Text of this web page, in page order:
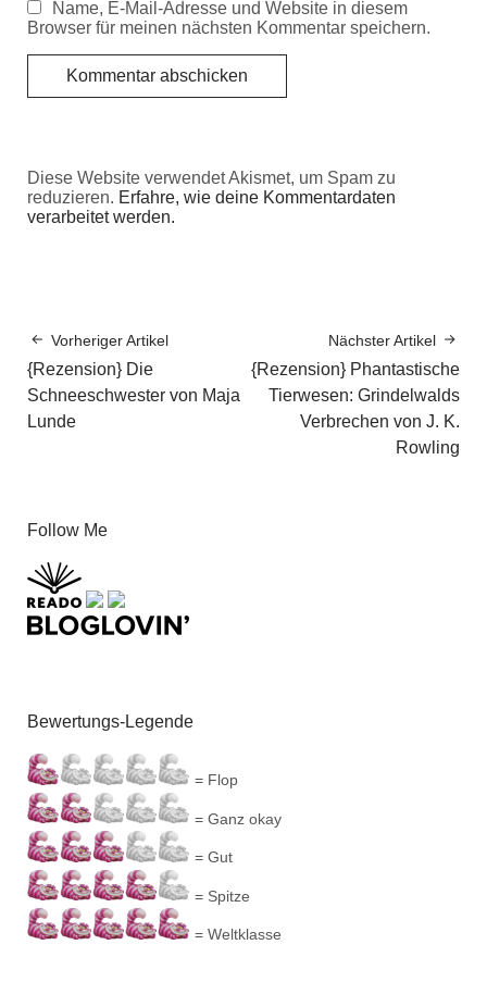
Name, E-Mail-Adresse und Website in diesem
Browser für meinen nächsten Kommentar speichern.
Diese Website verwendet Akismet, um Spam zu
reduzieren. Erfahre, wie deine Kommentardaten
verarbeitet werden.
Vorheriger Artikel
{Rezension} Die
Schneeschwester von Maja
Lunde
Nächster Artikel
{Rezension} Phantastische
Tierwesen: Grindelwalds
Verbrechen von J. K.
Rowling
Follow Me
Bewertungs-Legende
= Flop
= Ganz okay
= Gut
= Spitze
= Weltklasse